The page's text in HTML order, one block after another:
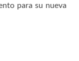
para su nueva